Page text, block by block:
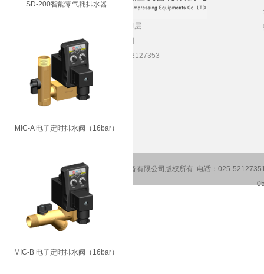
SD-200智能零气耗排水器
MIC-A 电子定时排水阀（16bar）
MIC-B 电子定时排水阀（16bar）
公司地址：南京市江宁区新丰路10号5A栋4层
工厂地址：南京市溧水区洪蓝镇双尖工业园
电 话：025-52127351，52127352，52127353
传 真：025-52127350
邮 箱：sales@qiaokedrain.cn
网 址：www.qiaokedrain.cn
Copyright2016-2026 南京乔克空压设备有限公司版权所有 电话：025-